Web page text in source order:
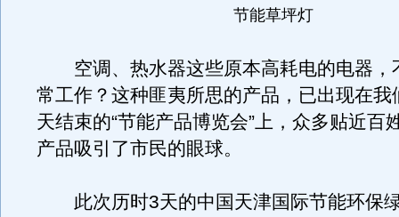
节能草坪灯
空调、热水器这些原本高耗电的电器，
常工作？这种匪夷所思的产品，已出现在我
天结束的“节能产品博览会”上，众多贴近百
产品吸引了市民的眼球。
此次历时3天的中国天津国际节能环保